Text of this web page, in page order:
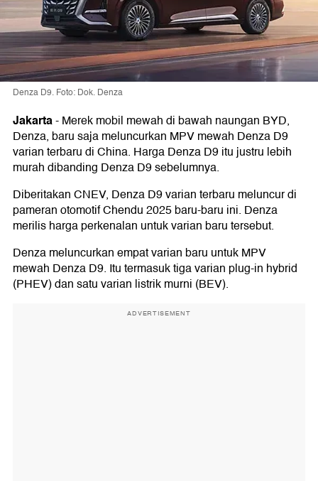
Denza D9. Foto: Dok. Denza
Jakarta-Merek mobil mewah di bawah naungan BYD,
Denza, baru saja meluncurkan MPV mewah Denza D9
varian terbaru di China. Harga Denza D9 itu justru lebih
murah dibanding Denza D9 sebelumnya.
Diberitakan CNEV, Denza D9 varian terbaru meluncur di
pameran otomotif Chendu 2025 baru-baru ini. Denza
merilis harga perkenalan untuk varian baru tersebut.
Denza meluncurkan empat varian baru untuk MPV
mewah Denza D9. Itu termasuk tiga varian plug-in hybrid
(PHEV) dan satu varian listrik murni (BEV).
ADVERTISEMENT